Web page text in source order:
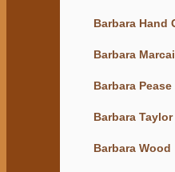
Barbara Hand
Barbara
Barbara Pease
Barbara
Barbara Wood